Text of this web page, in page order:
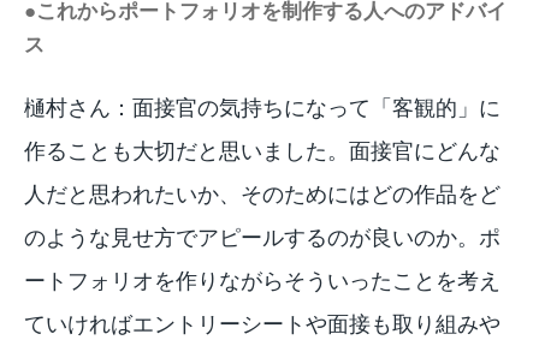
●これからポートフォリオを制作する人へのアドバイ
ス
樋村さん：面接官の気持ちになって「客観的」に
作ることも大切だと思いました。面接官にどんな
人だと思われたいか、そのためにはどの作品をど
のような見せ方でアピールするのが良いのか。ポ
ートフォリオを作りながらそういったことを考え
ていければエントリーシートや面接も取り組みや